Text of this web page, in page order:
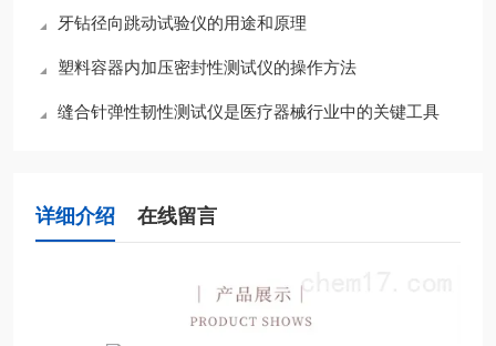
牙钻径向跳动试验仪的用途和原理
塑料容器内加压密封性测试仪的操作方法
缝合针弹性韧性测试仪是医疗器械行业中的关键工具
详细介绍 在线留言